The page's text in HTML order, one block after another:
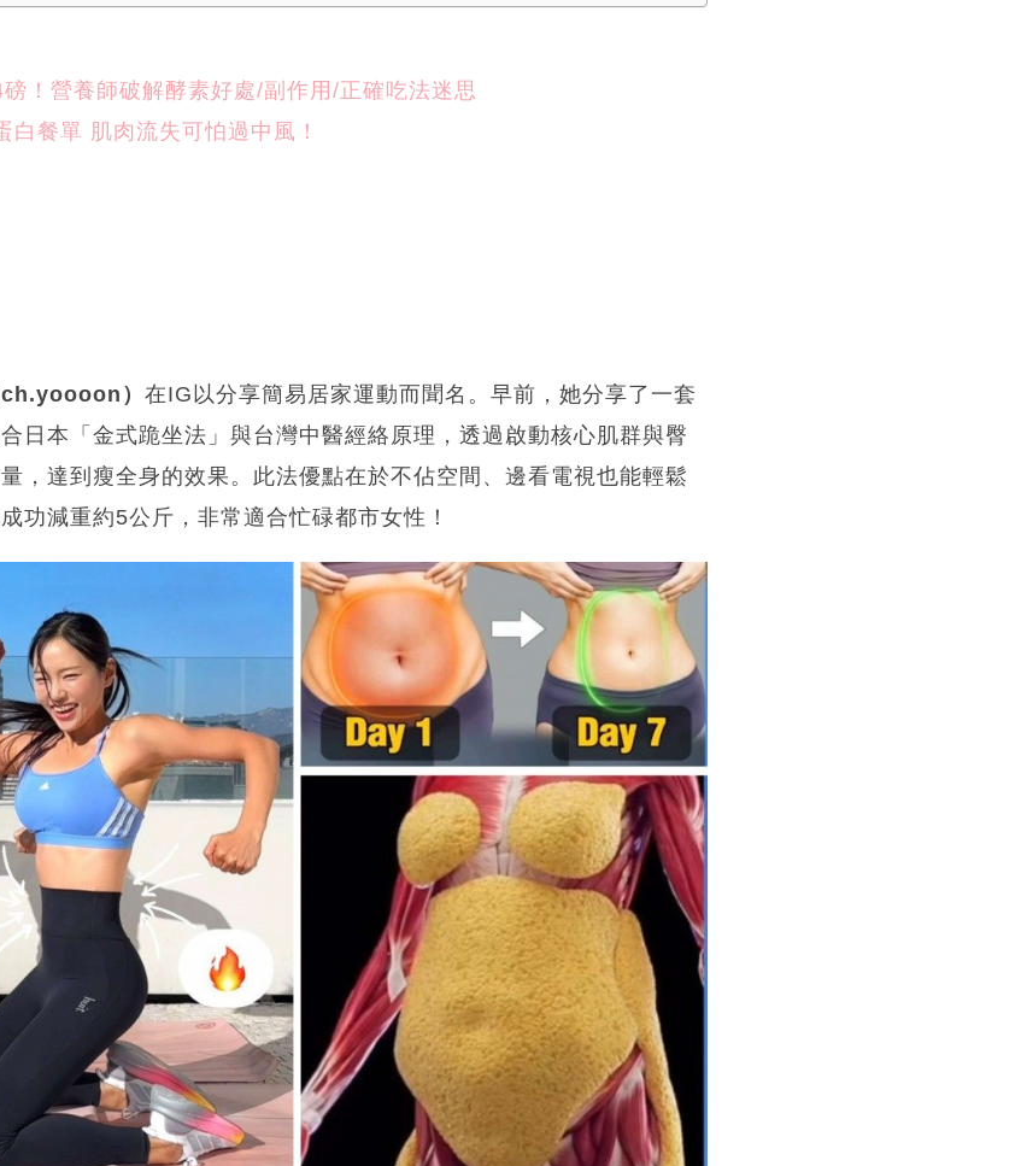
！營養師破解酵素好處/副作用/正確吃法迷思
餐單 肌肉流失可怕過中風！
） 在IG以分享簡易居家運動而聞名。早前，她分享了一套
日本「金式跪坐法」與台灣中醫經絡原理，透過啟動核心肌群與臀
，達到瘦全身的效果。此法優點在於不佔空間、邊看電視也能輕鬆
功減重約5公斤，非常適合忙碌都市女性！